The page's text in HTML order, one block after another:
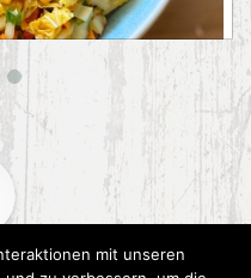
Salat
mit unseren